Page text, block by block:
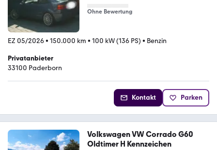
Ohne Bewertung
EZ 05/2026• 150.000 km • 100 kW (136 PS) • Benzin
Privatanbieter
33100 Paderborn
Kontakt Parken
Volkswagen VW Corrado G60
Oldtimer H Kennzeichen